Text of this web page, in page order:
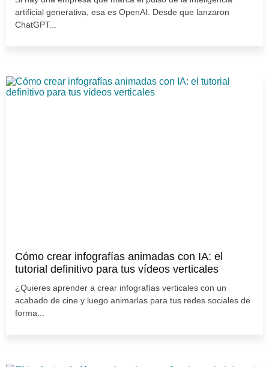
artificial generativa, esa es OpenAI. Desde que lanzaron
ChatGPT...
Cómo crear infografías animadas con IA: el
tutorial definitivo para tus vídeos verticales
¿Quieres aprender a crear infografías verticales con un
acabado de cine y luego animarlas para tus redes sociales de
forma...